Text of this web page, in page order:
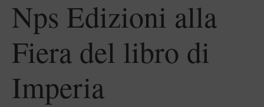
Nps Edizioni alla
Fiera del libro di
Imperia